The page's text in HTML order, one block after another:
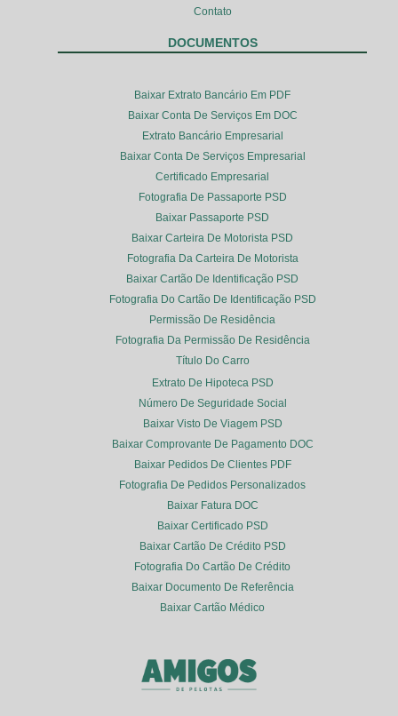
Contato
DOCUMENTOS
Baixar Extrato Bancário Em PDF
Baixar Conta De Serviços Em DOC
Extrato Bancário Empresarial
Baixar Conta De Serviços Empresarial
Certificado Empresarial
Fotografia De Passaporte PSD
Baixar Passaporte PSD
Baixar Carteira De Motorista PSD
Fotografia Da Carteira De Motorista
Baixar Cartão De Identificação PSD
Fotografia Do Cartão De Identificação PSD
Permissão De Residência
Fotografia Da Permissão De Residência
Título Do Carro
Extrato De Hipoteca PSD
Número De Seguridade Social
Baixar Visto De Viagem PSD
Baixar Comprovante De Pagamento DOC
Baixar Pedidos De Clientes PDF
Fotografia De Pedidos Personalizados
Baixar Fatura DOC
Baixar Certificado PSD
Baixar Cartão De Crédito PSD
Fotografia Do Cartão De Crédito
Baixar Documento De Referência
Baixar Cartão Médico